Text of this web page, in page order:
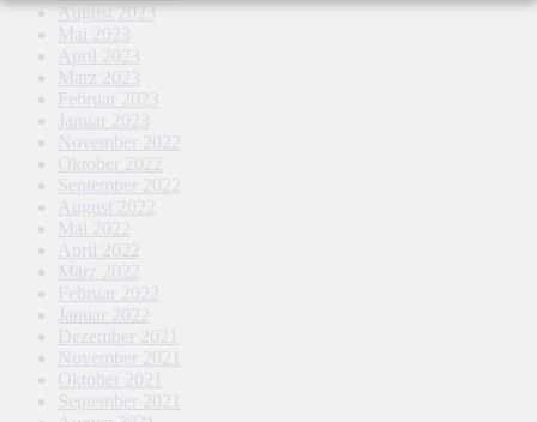
August 2023
Mai 2023
April 2023
März 2023
Februar 2023
Januar 2023
November 2022
Oktober 2022
September 2022
August 2022
Mai 2022
April 2022
März 2022
Februar 2022
Januar 2022
Dezember 2021
November 2021
Oktober 2021
September 2021